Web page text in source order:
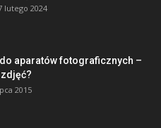
lutego 2024
aparatów fotograficznych –
2015